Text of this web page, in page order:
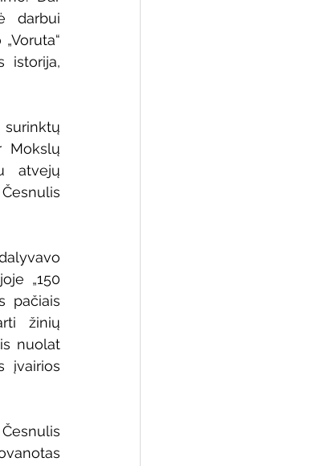
darbui
istorija,
surinktų
Mokslų
atvejų
„150
pačiais
žinių
nuolat
įvairios